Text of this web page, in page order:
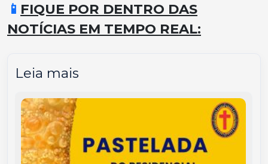
📱 FIQUE POR DENTRO DAS
NOTÍCIAS EM TEMPO REAL:
Leia mais